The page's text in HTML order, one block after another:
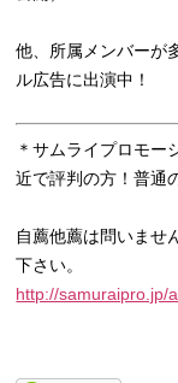
他、所属メンバーが
ル広告に出演中！
＊サムライプロモー
近で評判の方！普通
自薦他薦は問いませ
下さい。
http://samuraipro.jp/